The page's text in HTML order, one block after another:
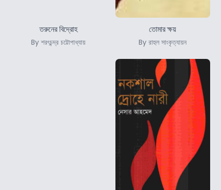
তরুনের বিদ্রোহ
By শরৎচন্দ্র চট্টোপাধ্যায়
তোমার ক্ষয়
By রাহুল সাংকৃত্যায়ন